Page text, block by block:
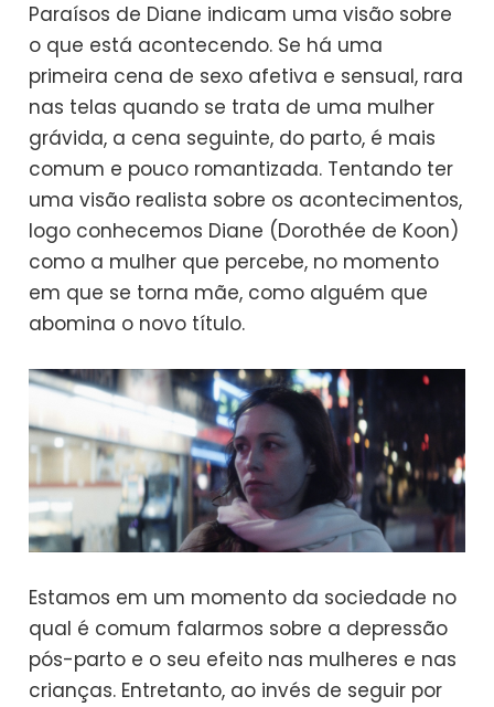
Paraísos de Diane indicam uma visão sobre
o que está acontecendo. Se há uma
primeira cena de sexo afetiva e sensual, rara
nas telas quando se trata de uma mulher
grávida, a cena seguinte, do parto, é mais
comum e pouco romantizada. Tentando ter
uma visão realista sobre os acontecimentos,
logo conhecemos Diane (Dorothée de Koon)
como a mulher que percebe, no momento
em que se torna mãe, como alguém que
abomina o novo título.
Estamos em um momento da sociedade no
qual é comum falarmos sobre a depressão
pós-parto e o seu efeito nas mulheres e nas
crianças. Entretanto, ao invés de seguir por